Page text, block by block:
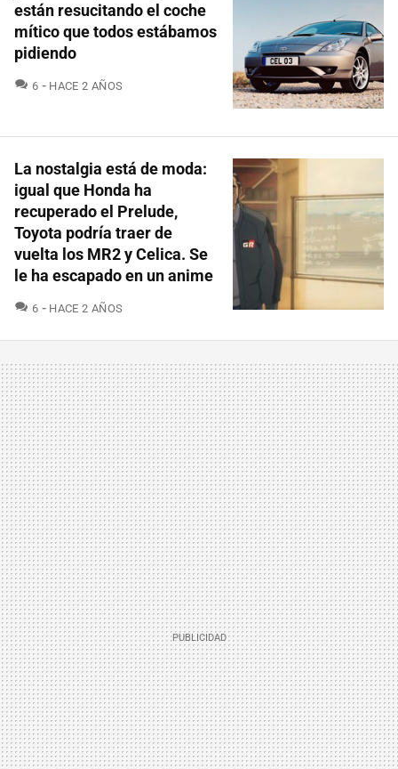
están resucitando el coche
mítico que todos estábamos
pidiendo
6 COMENTARIOS
HACE 2 AÑOS
La nostalgia está de moda:
igual que Honda ha
recuperado el Prelude,
Toyota podría traer de
vuelta los MR2 y Celica. Se
le ha escapado en un anime
6 COMENTARIOS
HACE 2 AÑOS